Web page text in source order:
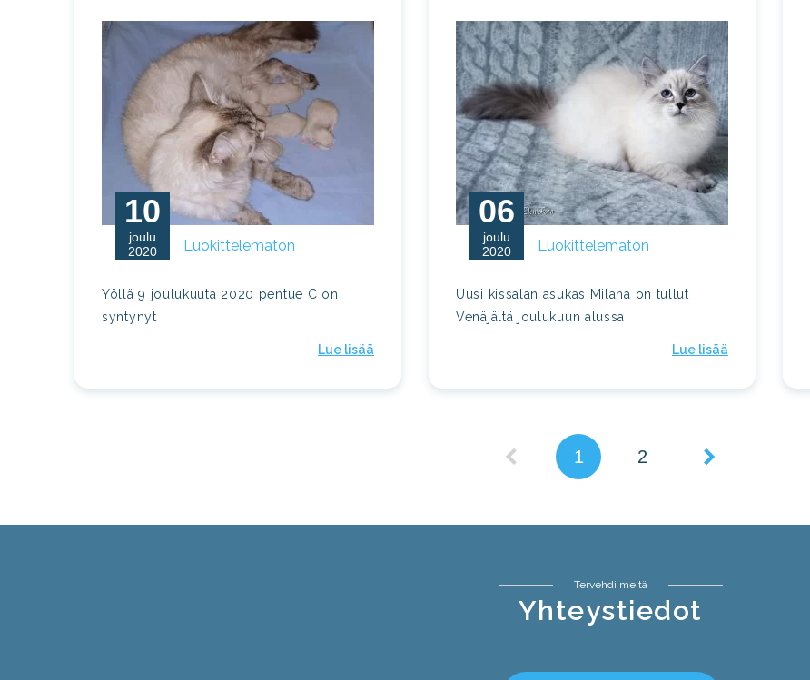
10
joulu
2020
Luokittelematon
Yöllä 9 joulukuuta 2020 pentue C on
syntynyt
Lue lisää
06
joulu
2020
Luokittelematon
Uusi kissalan asukas Milana on tullut
Venäjältä joulukuun alussa
Lue lisää
1 2
Tervehdi meitä
Yhteystiedot